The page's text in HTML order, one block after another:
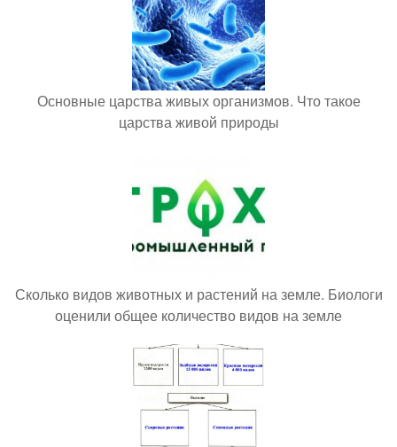
Основные царства живых организмов. Что такое
царства живой природы
Сколько видов животных и растений на земле. Биологи
оценили общее количество видов на земле